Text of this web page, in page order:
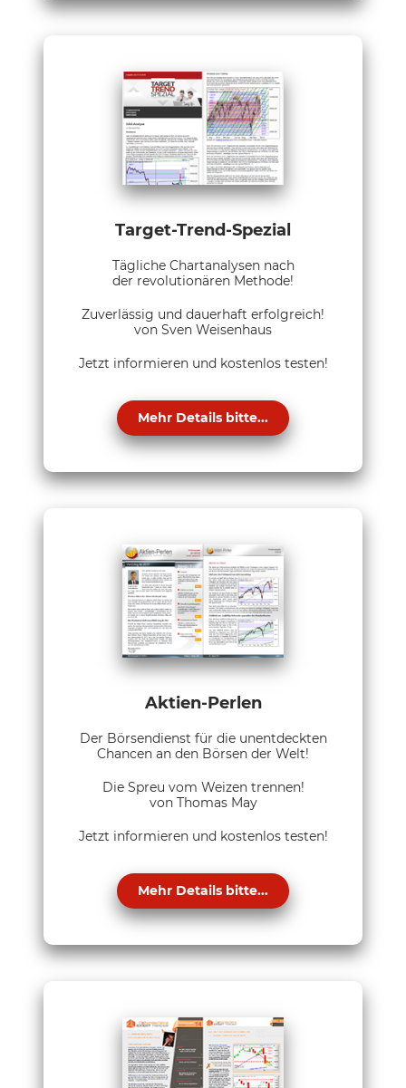
Target-Trend-Spezial
Tägliche Chartanalysen nach
der revolutionären Methode!
Zuverlässig und dauerhaft erfolgreich!
von Sven Weisenhaus
Jetzt informieren und kostenlos testen!
Mehr Details bitte...
Aktien-Perlen
Der Börsendienst für die unentdeckten
Chancen an den Börsen der Welt!
Die Spreu vom Weizen trennen!
von Thomas May
Jetzt informieren und kostenlos testen!
Mehr Details bitte...